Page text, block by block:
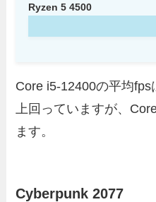
Ryzen 5 4500
Core i5-12400の平均
上回っていますが、
ます。
Cyberpunk 2077